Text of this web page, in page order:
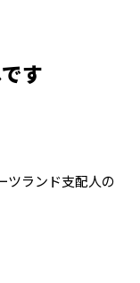
す
ツランド支配人の